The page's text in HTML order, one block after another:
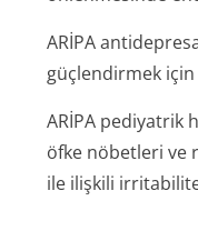
ARİPA
güçlendirmek
ARİPA pediyatrik
öfke nöbetleri ve
ile ilişkili